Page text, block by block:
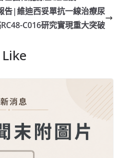
告|維迪西妥單抗一線治療尿
C016研究實現重大突破